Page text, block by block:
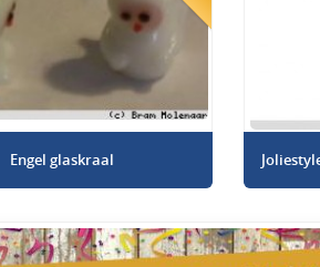
Engel glaskraal